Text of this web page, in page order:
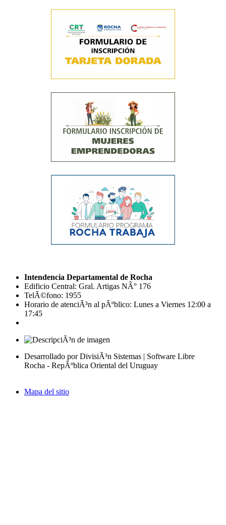
Intendencia Departamental de Rocha
Edificio Central: Gral. Artigas NÂ° 176
TelÃ©fono: 1955
Horario de atenciÃ³n al pÃºblico: Lunes a Viernes 12:00 a
17:45
Desarrollado por DivisiÃ³n Sistemas | Software Libre
Rocha - RepÃºblica Oriental del Uruguay
Mapa del sitio